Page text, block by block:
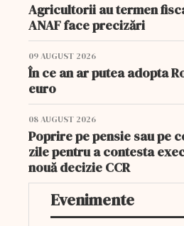
Agricultorii au termen
ANAF face precizări
09 AUGUST 2026
În ce an ar putea adopta
euro
08 AUGUST 2026
Poprire pe pensie sau pe
zile pentru a contesta
nouă decizie CCR
Evenimente